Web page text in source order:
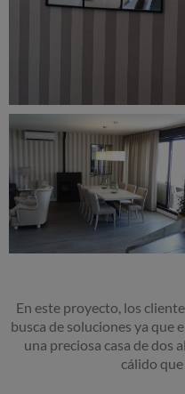
En este proyecto, los
busca de soluciones ya que
una preciosa casa de dos
cálido